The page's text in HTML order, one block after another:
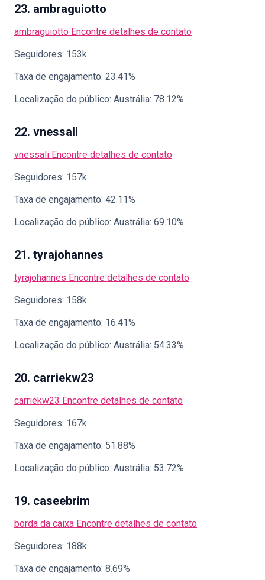
23. ambraguiotto
ambraguiotto Encontre detalhes de contato
Seguidores: 153k
Taxa de engajamento: 23.41%
Localização do público: Austrália: 78.12%
22. vnessali
vnessali Encontre detalhes de contato
Seguidores: 157k
Taxa de engajamento: 42.11%
Localização do público: Austrália: 69.10%
21. tyrajohannes
tyrajohannes Encontre detalhes de contato
Seguidores: 158k
Taxa de engajamento: 16.41%
Localização do público: Austrália: 54.33%
20. carriekw23
carriekw23 Encontre detalhes de contato
Seguidores: 167k
Taxa de engajamento: 51.88%
Localização do público: Austrália: 53.72%
19. caseebrim
borda da caixa Encontre detalhes de contato
Seguidores: 188k
Taxa de engajamento: 8.69%